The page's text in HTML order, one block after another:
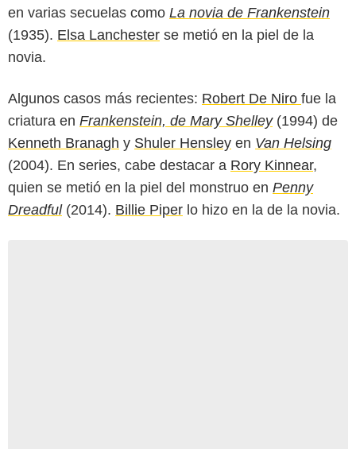
en varias secuelas como La novia de Frankenstein
(1935). Elsa Lanchester se metió en la piel de la
novia.
Algunos casos más recientes: Robert De Niro fue la
criatura en Frankenstein, de Mary Shelley(1994) de
Kenneth Branagh y Shuler Hensley en Van Helsing
(2004). En series, cabe destacar a Rory Kinnear,
quien se metió en la piel del monstruo en Penny
Dreadful(2014). Billie Piper lo hizo en la de la novia.